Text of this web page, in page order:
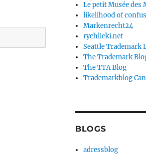
Le petit Musée des
likelihood of
Markenrecht24
rychlicki.net
Seattle Trademark
The Trademark
The TTA Blog
Trademarkblog
BLOGS
adressblog